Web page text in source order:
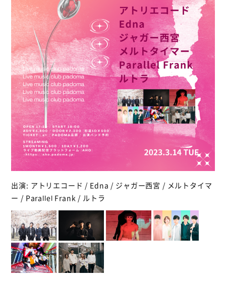
出演: アトリエコード / Edna / ジャガー西宮 / メルトタイマ
ー / Parallel Frank / ルトラ